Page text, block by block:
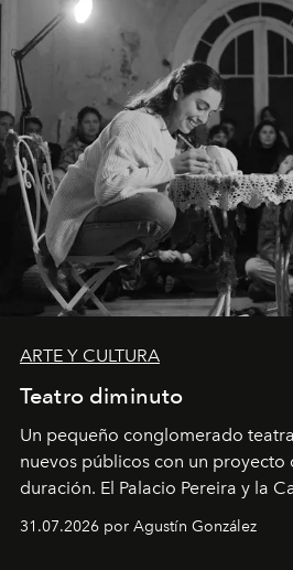
ARTE Y CULTURA
Teatro diminuto
Un pequeño conglomerado
nuevos públicos con un proyecto
duración. El Palacio Pereira y la
miniobras. Sus puestas en
31.07.2026 por Agustín González